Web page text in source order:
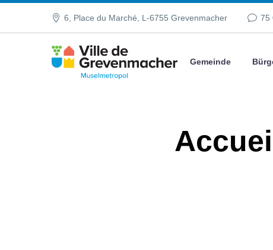
6, Place du Marché, L-6755 Grevenmacher 75
Gemeinde